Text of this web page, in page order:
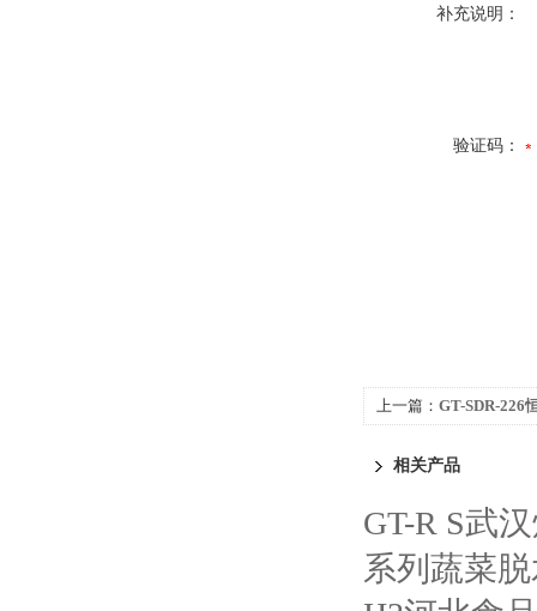
补充说明：
验证码：
上一篇： GT-SDR-226
相关产品
GT-R S武
系列蔬菜